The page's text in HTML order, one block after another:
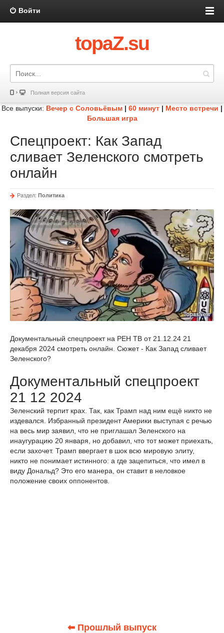
Войти
topaZ.su
Полная версия сайта
Все выпуски: Вечер с Соловьёвым | 60 минут | Место встречи |
Большая игра
Спецпроект: Как Запад
сливает Зеленского смотреть
онлайн
Раздел: Политика
Документальный спецпроект на РЕН ТВ от 21.12.24 21
декабря 2024 смотреть онлайн. Сюжет - Как Запад сливает
Зеленского?
Документальный спецпроект
21 12 2024
Зеленский терпит крах. Так, как Трамп над ним ещё никто не
издевался. Избранный президент Америки выступая с речью
на весь мир заявил, что не приглашал Зеленского на
инаугурацию 20 января, но добавил, что тот может приехать,
если захочет. Трамп ввергает в шок всю мировую элиту,
никто не понимает истинного: а где зацепиться, что имел в
виду Дональд? Это его манера, он ставит в неловкое
положение своих оппонентов.
⬅ Прошлый выпуск